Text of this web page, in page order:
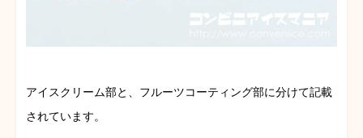
アイスクリーム部と、フルーツコーティング部に分けて記載
されています。